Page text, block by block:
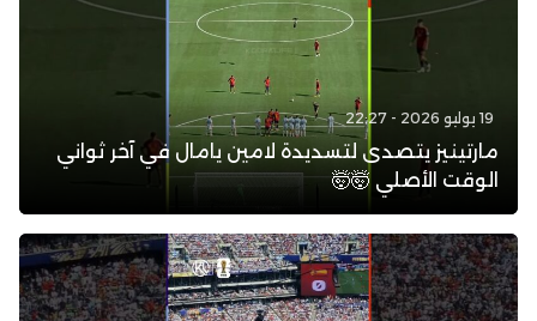
19 يوليو 2026 - 22:27
مارتينيز يتصدى لتسديدة لامين يامال في آخر ثواني
الوقت الأصلي 🤯🤯